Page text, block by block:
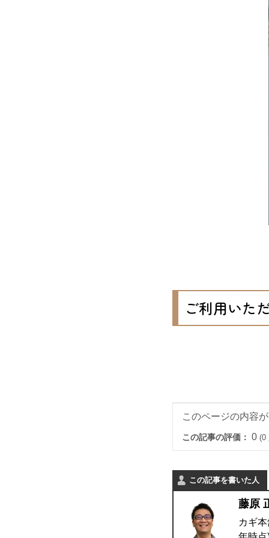
ご利用いた
このページの内容
この記事の評価： 0 (0
この記事を書いた人
藤原
カギ